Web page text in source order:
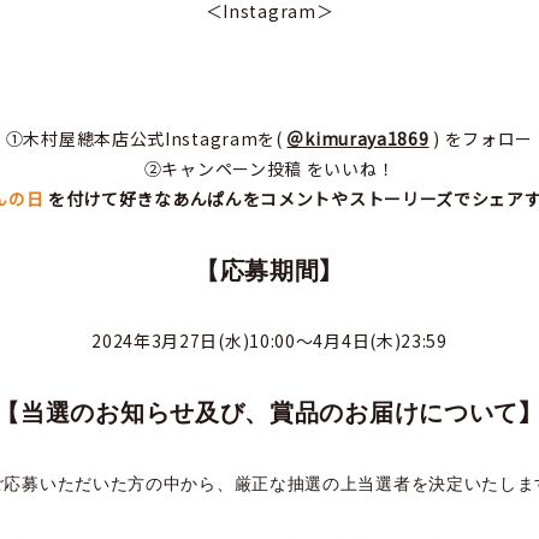
＜Instagram＞
①木村屋總本店公式Instagramを( ＠kimuraya1869 ) をフォロー
②キャンペーン投稿 をいいね！
の日 を付けて好きなあんぱんをコメントやストーリーズでシェア
【応募期間】
2024年3月27日(水)10:00～4月4日(木)23:59
【 当選のお知らせ及び、賞品のお届けについて】
応募いただいた方の中から、厳正な抽選の上当選者を決定いたしま